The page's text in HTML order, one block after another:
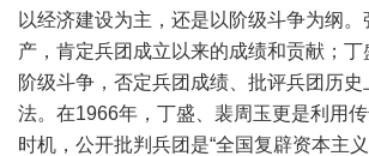
以经济建设为主，还是以阶级斗争为纲
产，肯定兵团成立以来的成绩和贡献；丁
阶级斗争，否定兵团成绩、批评兵团历
法。在1966年，丁盛、裴周玉更是利用传
时机，公开批判兵团是“全国复辟资本主